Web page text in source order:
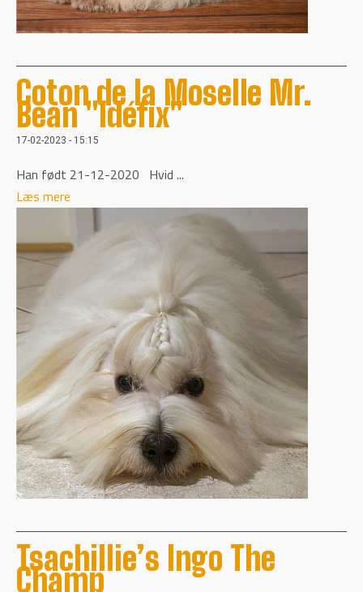
Coton de la Moselle Mr.
Bean "Idéfix"
17-02-2023 - 15:15
Han født 21-12-2020 Hvid ...
Læs mere
Tsachillie’s Ingo The
Champ